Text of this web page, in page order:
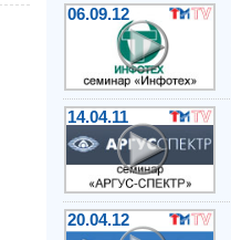
06.09.12
14.04.11
20.04.12